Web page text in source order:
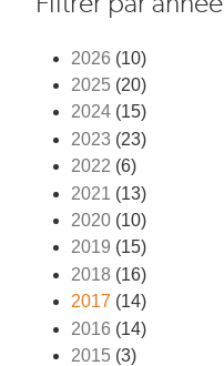
2026 (10)
2025 (20)
2024 (15)
2023 (23)
2022 (6)
2021 (13)
2020 (10)
2019 (15)
2018 (16)
2017 (14)
2016 (14)
2015 (3)